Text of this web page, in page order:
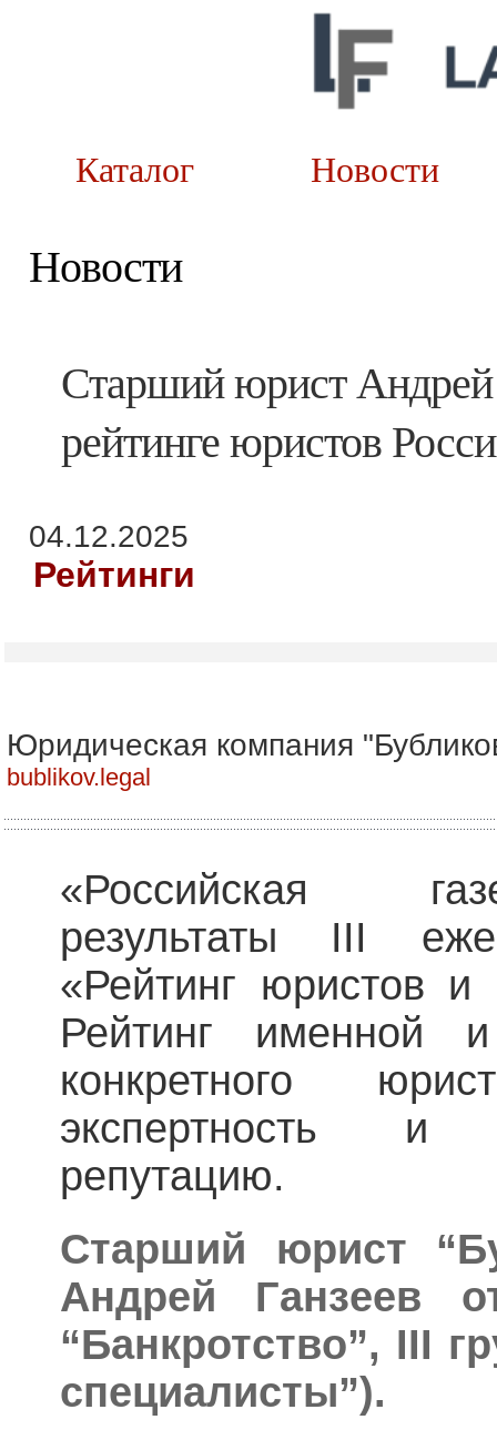
Каталог
Новости
Старший юрист Андрей
рейтинге юристов
04.12.2025
Рейтинги
Юридическая компания
bublikov.legal
«Российская
результаты III
«Рейтинг юристов
Рейтинг именной и
конкретного
экспертность и
репутацию.
Старший юрист
Андрей Ганзеев
“Банкротство”, III
специалисты”).